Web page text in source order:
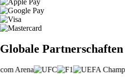
Globale Partnerschaften